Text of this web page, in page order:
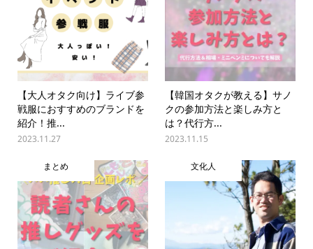
【大人オタク向け】ライブ参
戦服におすすめのブランドを
紹介！推...
2023.11.27
【韓国オタクが教える】サノ
クの参加方法と楽しみ方と
は？代行方...
2023.11.15
まとめ 文化人